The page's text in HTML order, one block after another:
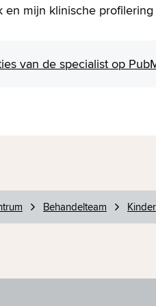
mijn klinische
van de specialist op
Behandelteam